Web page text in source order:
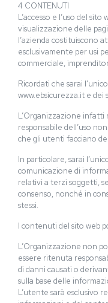
4 CONTENUTI
L’accesso e l’uso del
visualizzazione delle
l’azienda costituiscono
esclusivamente per usi
commerciale,
Ricordati che sarai
www.ebsicurezza.it e dei
L’Organizzazione infatti
responsabile dell’uso
che gli utenti facciano
In particolare, sarai
comunicazione di
relativi a terzi soggetti,
consenso, nonché in
stessi.
I contenuti del sito web
L’Organizzazione non
essere ritenuta
di danni causati o
sulla base delle
L’utente sarà esclusivo